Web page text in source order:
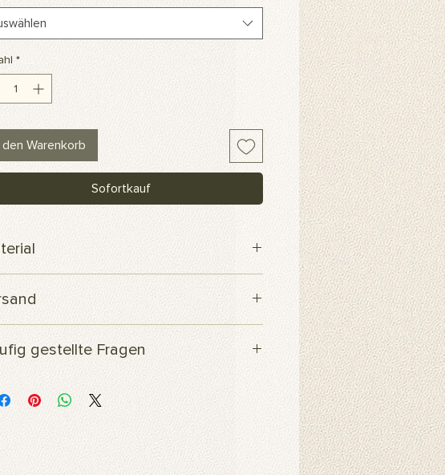
*
den Warenkorb
Sofortkauf
Bestellung wird innerhalb von 3 Werktagen
gestellte Fragen
Motive werden auf strapazierfähigem und
Polyester-Scuba-Stoff gedruckt. Dieser
ist flexibel und strapazierfähig und eignet sich
ideal für den Druck langlebiger Hintergründe für
und Dekorationszwecke.